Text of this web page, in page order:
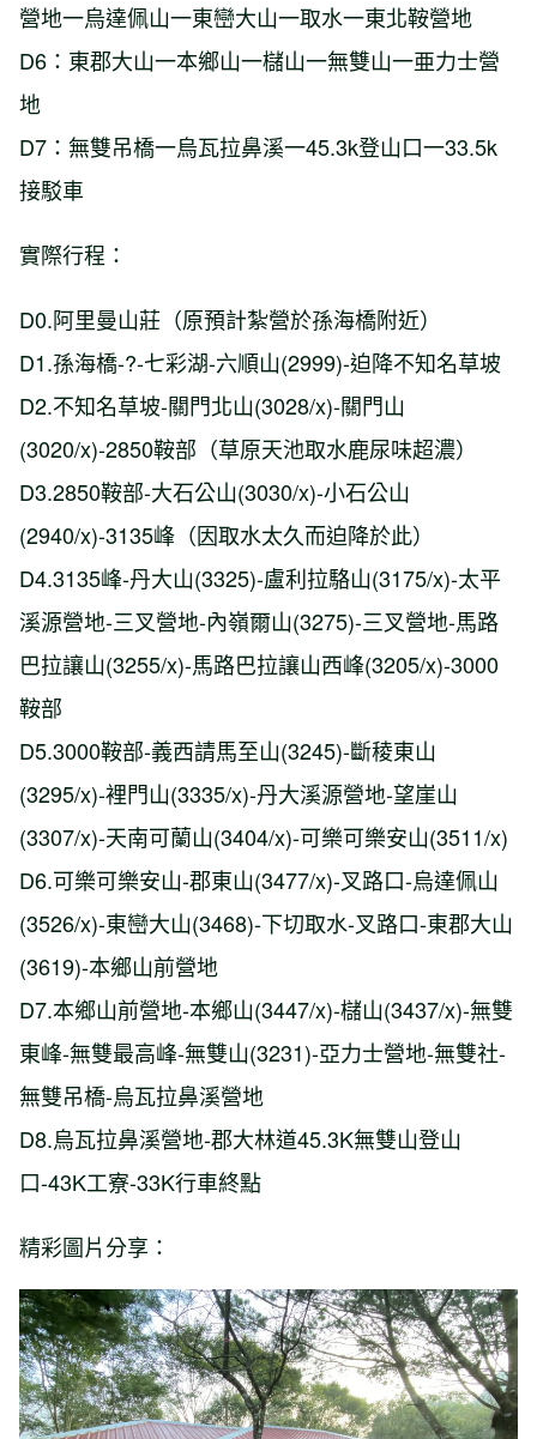
營地一烏達佩山一東巒大山一取水一東北鞍營地
D6：東郡大山一本鄉山一櫧山一無雙山一亜力士營
地
D7：無雙吊橋一烏瓦拉鼻溪一45.3k登山口一33.5k
接駁車
實際行程：
D0.阿里曼山莊（原預計紮營於孫海橋附近）
D1.孫海橋-?️-七彩湖-六順山(2999)-迫降不知名草坡
D2.不知名草坡-關門北山(3028/x)-關門山
(3020/x)-2850鞍部（草原天池取水鹿尿味超濃）
D3.2850鞍部-大石公山(3030/x)-小石公山
(2940/x)-3135峰（因取水太久而迫降於此）
D4.3135峰-丹大山(3325)-盧利拉駱山(3175/x)-太平
溪源營地-三叉營地-內嶺爾山(3275)-三叉營地-馬路
巴拉讓山(3255/x)-馬路巴拉讓山西峰(3205/x)-3000
鞍部
D5.3000鞍部-義西請馬至山(3245)-斷稜東山
(3295/x)-裡門山(3335/x)-丹大溪源營地-望崖山
(3307/x)-天南可蘭山(3404/x)-可樂可樂安山(3511/x)
D6.可樂可樂安山-郡東山(3477/x)-叉路口-烏達佩山
(3526/x)-東巒大山(3468)-下切取水-叉路口-東郡大山
(3619)-本鄉山前營地
D7.本鄉山前營地-本鄉山(3447/x)-櫧山(3437/x)-無雙
東峰-無雙最高峰-無雙山(3231)-亞力士營地-無雙社-
無雙吊橋-烏瓦拉鼻溪營地
D8.烏瓦拉鼻溪營地-郡大林道45.3K無雙山登山
口-43K工寮-33K行車終點
精彩圖片分享：